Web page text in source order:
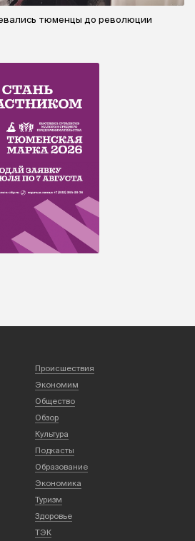
тюменцы до революции
Происшествия
Экономим
Общество
Обзор
Культура
Подкасты
Образование
Экономика
Туризм
Здоровье
ТЭК